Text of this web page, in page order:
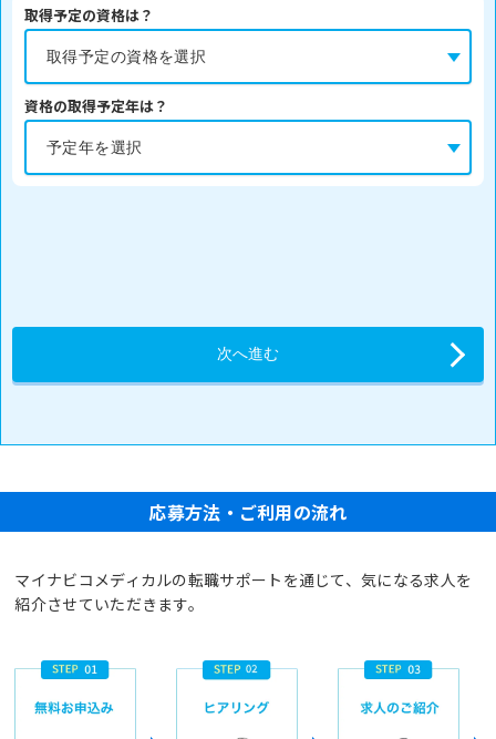
取得予定の資格は？
資格の取得予定年は？
応募方法・ご利用の流れ
マイナビコメディカルの転職サポートを通じて、気になる求人を
紹介させていただきます。